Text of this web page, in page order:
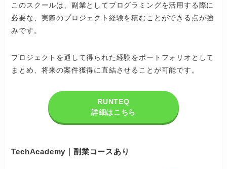
このスクールは、副業としてプログラミングを活用する際に
必要な、実際のプロジェクト経験を積むことができる点が強
みです。
プロジェクトを通して得られた経験をポートフォリオとして
まとめ、将来の案件獲得に直結させることが可能です。
RUNTEQ
詳細はこちら
TechAcademy｜副業コースあり